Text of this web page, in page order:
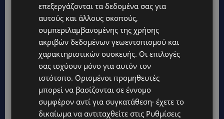
επεξεργάζονται τα δεδομένα σας για
αυτούς και άλλους σκοπούς,
συμπεριλαμβανομένης της χρήσης
ακριβών δεδομένων γεωεντοπισμού και
χαρακτηριστικών συσκευής. Οι επιλογές
σας ισχύουν μόνο για αυτόν τον
ιστότοπο. Ορισμένοι προμηθευτές
μπορεί να βασίζονται σε έννομο
συμφέρον αντί για συγκατάθεση· έχετε το
δικαίωμα να αντιταχθείτε στις Ρυθμίσεις